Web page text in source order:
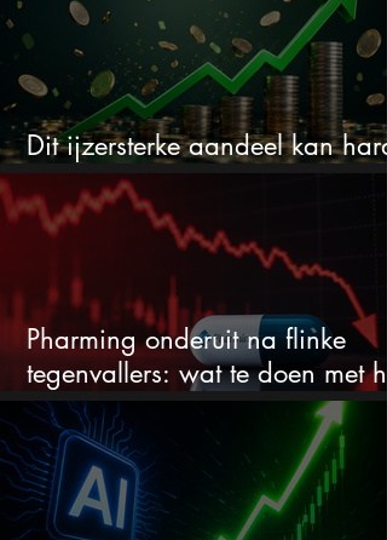
Dit ijzersterke aandeel kan hard
stijgen maar bijna niemand kijkt
Pharming onderuit na flinke
tegenvallers: wat te doen met
aandeel?